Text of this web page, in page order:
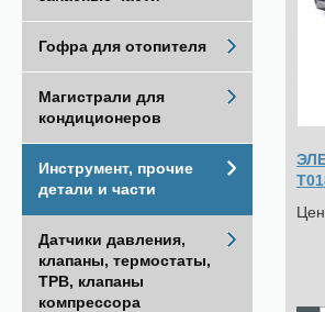
Гофра для отопителя
Магистрали для
кондиционеров
Инструмент, прочие
детали и части
Датчики давления,
клапаны, термостаты,
ТРВ, клапаны
компрессора